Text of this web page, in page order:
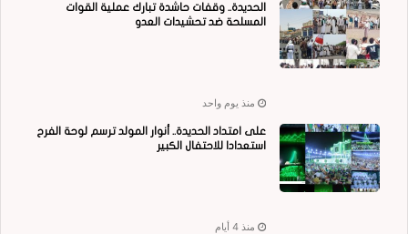
الحديدة.. وقفات حاشدة تبارك عملية القوات
المسلحة ضد تحشيدات العدو
منذ يوم واحد
على امتداد الحديدة.. أنوار المولد ترسم لوحة الفرح
استعدادا للاحتفال الكبير
منذ 4 أيام